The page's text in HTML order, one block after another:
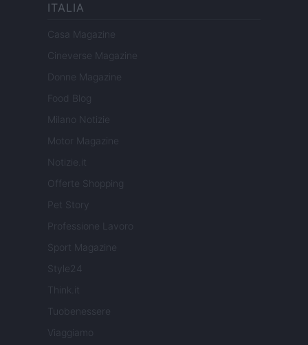
ITALIA
Casa Magazine
Cineverse Magazine
Donne Magazine
Food Blog
Milano Notizie
Motor Magazine
Notizie.it
Offerte Shopping
Pet Story
Professione Lavoro
Sport Magazine
Style24
Think.it
Tuobenessere
Viaggiamo